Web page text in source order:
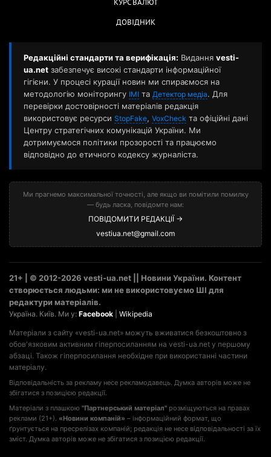
КУРС ВАЛЮТ
ДОВІДНИК
Редакційні стандарти та верифікація: Видання vesti-
ua.net забезпечує високі стандарти інформаційної
гігієни. У процесі курації новин ми спираємося на
методологію моніторингу ІМІ та Детектор медіа. Для
перевірки достовірності матеріалів редакція
використовує ресурси StopFake, VoxCheck та офіційні дані
Центру стратегічних комунікацій України. Ми
дотримуємося політики прозорості та працюємо
відповідно до етичного кодексу журналіста.
Ми прагнемо максимальної точності, але якщо ви помітили помилку
— будь ласка, повідомте нам:
ПОВІДОМИТИ РЕДАКЦІЇ →
vestiua.net@gmail.com
21+ | © 2012-2026 vesti-ua.net || Новини України. Контент
створюється людьми: ми не використовуємо ШІ для
редактури матеріалів.
Україна. Київ. Ми у: Facebook Wikipedia
Матеріали з сайту «vesti-ua.net» можуть вживатися безкоштовно з
обов'язковим активним гіперпосиланням на vesti-ua.net у першому
абзаці. Також гіперпосилання необхідне при використанні частини
матеріалу.
Відповідальність за рекламу несе рекламодавець. Думка авторів може не
збігатися з позицією редакції.
Матеріали з плашкою "Партнерський матеріал" розміщуються на правах
реклами (21+). «Новини компаній» – інформаційний формат, що
ґрунтується на пресрелізах компаній; редакція не несе відповідальності за їх
зміст. Думка авторів може не збігатися з позицією редакції.